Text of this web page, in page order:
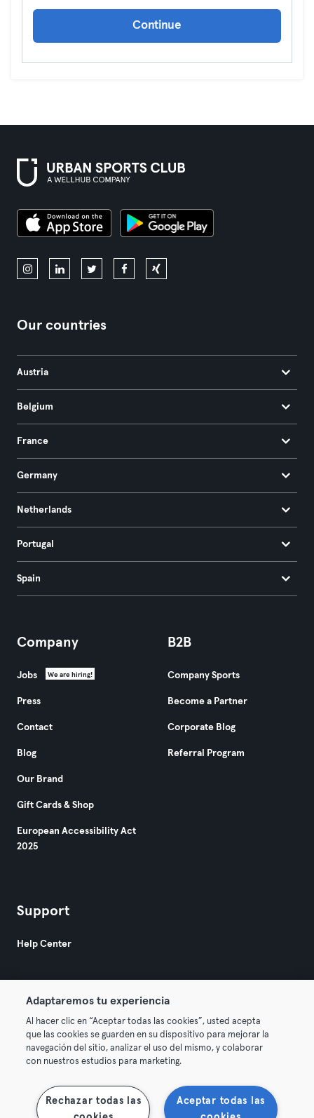
Continue
Our countries
Austria
Belgium
France
Germany
Netherlands
Portugal
Spain
Company
Jobs We are hiring!
Press
Contact
Blog
Our Brand
Gift Cards & Shop
European Accessibility Act
2025
B2B
Company Sports
Become a Partner
Corporate Blog
Referral Program
Support
Help Center
© 2026 Urban Sports Group GmbH. All rights reserved.
Terms & Conditions Privacy Imprint
Terminate contracts here Withdraw contracts here
Adaptaremos tu experiencia
Al hacer clic en “Aceptar todas las cookies”, usted acepta
que las cookies se guarden en su dispositivo para mejorar la
navegación del sitio, analizar el uso del mismo, y colaborar
con nuestros estudios para marketing.
Aceptar todas las
Rechazar todas las